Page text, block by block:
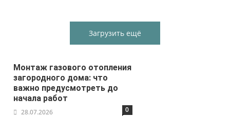
Загрузить ещё
Монтаж газового отопления
загородного дома: что
важно предусмотреть до
начала работ
28.07.2026 0